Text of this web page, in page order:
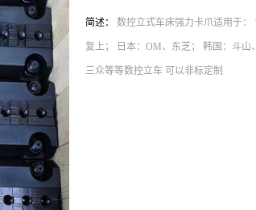
简述： 数控立式车床强力卡爪适用于：
复上； 日本：OM、东芝； 韩国：斗山
三众等等数控立车 可以非标定制